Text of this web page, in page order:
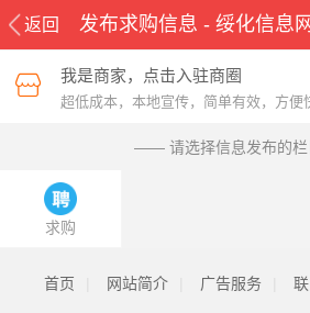
返回 发布求购信息 - 绥化信息
费发布
我是商家，点击入驻商圈
超低成本，本地宣传，简单有效，方便
—— 请选择信息发布的
求购
首页 网站简介 广告服务